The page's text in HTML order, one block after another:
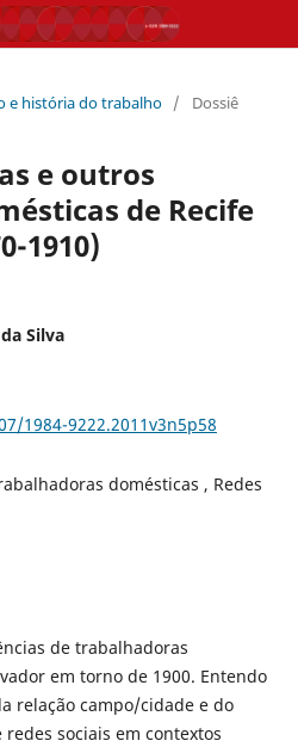
e história do trabalho / Dossiê
e outros
de Recife
1910)
Silva
1984-9222.2011v3n5p58
domésticas , Redes
de trabalhadoras
em torno de 1900. Entendo
relação campo/cidade e do
sociais em contextos